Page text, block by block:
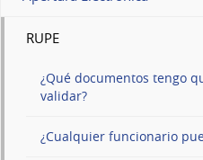
RUPE
¿Qué documentos tengo
validar?
¿Cualquier funcionario